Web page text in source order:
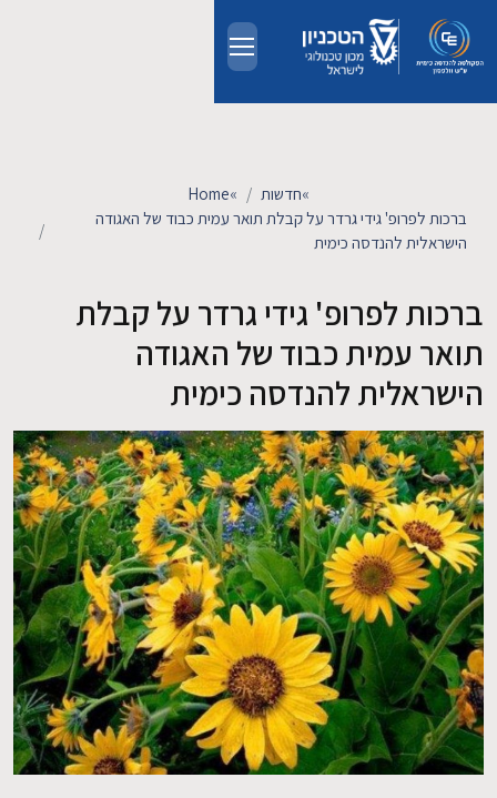
EN
לימודים
מחקר
חדשות ואירועים
קשרי תעשייה
צרו קשר
Home» חדשות»
ברכות לפרופ' גידי גרדר על קבלת תואר עמית כבוד של האגודה
הישראלית להנדסה כימית
ברכות לפרופ' גידי גרדר על קבלת
תואר עמית כבוד של האגודה
הישראלית להנדסה כימית